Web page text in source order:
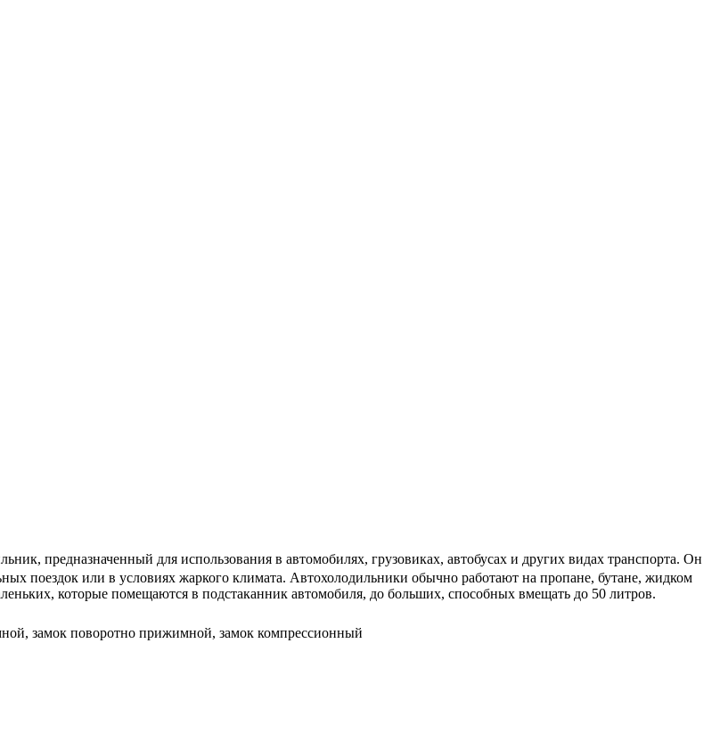
предназначенный для использования в автомобилях, грузовиках, автобусах и других видах транспорта. Он
поездок или в условиях жаркого климата. Автохолодильники обычно работают на пропане, бутане, жидком
которые помещаются в подстаканник автомобиля, до больших, способных вмещать до 50 литров.
замок поворотно прижимной, замок компрессионный